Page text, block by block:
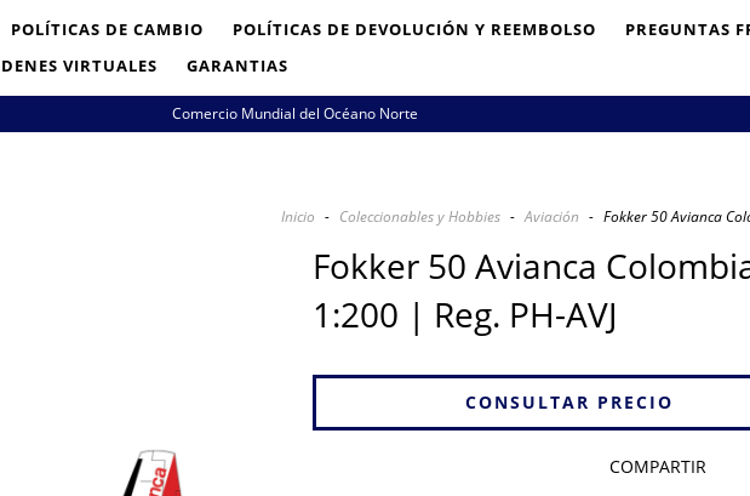
POLÍTICAS DE CAMBIO POLÍTICAS DE DEVOLUCIÓN Y REEMBOLSO
PREGUNTAS
VIRTUALES GARANTIAS
Comercio Mundial del Océano Norte
Inicio - Coleccionables y Hobbies - Aviación - Fokker 50 Avianca
Fokker 50 Avianca
1:200 | Reg. PH-AVJ
COMPARTIR